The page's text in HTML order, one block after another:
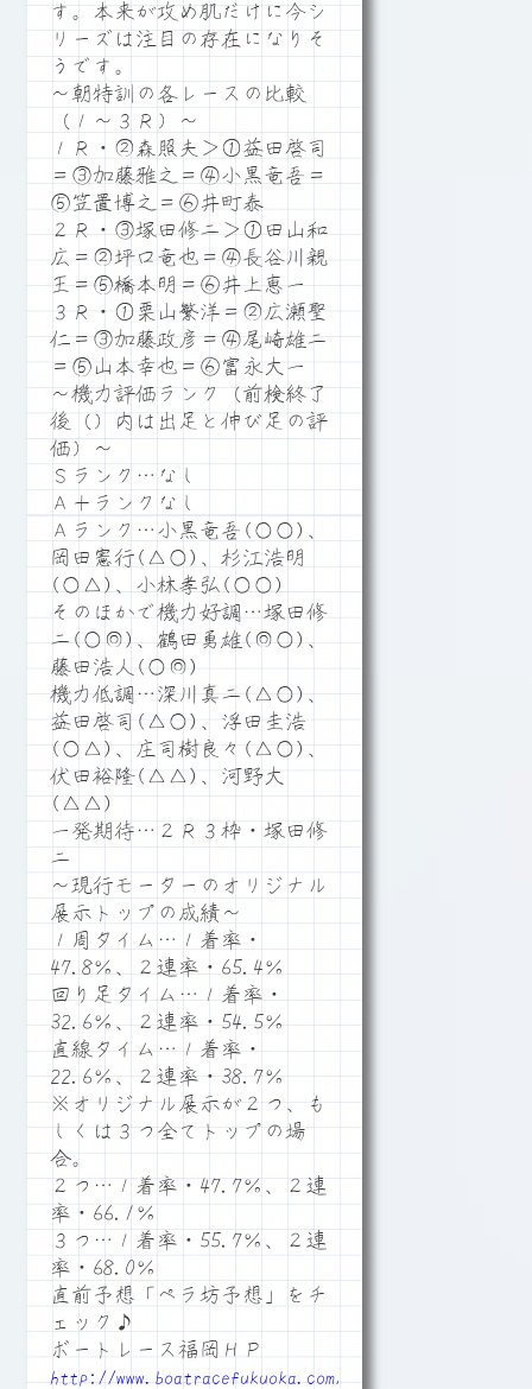
す。本来が攻め肌だけに今シ
リーズは注目の存在になりそ
うです。
～朝特訓の各レースの比較
（１～３Ｒ）～
１Ｒ・②森照夫＞①益田啓司
＝③加藤雅之＝④小黒竜吾＝
⑤笠置博之＝⑥井町泰
２Ｒ・③塚田修二＞①田山和
広＝②坪口竜也＝④長谷川親
王＝⑤橋本明＝⑥井上恵一
３Ｒ・①栗山繁洋＝②広瀬聖
仁＝③加藤政彦＝④尾崎雄二
＝⑤山本幸也＝⑥富永大一
～機力評価ランク（前検終了
後（）内は出足と伸び足の評
価）～
Ｓランク…なし
Ａ＋ランクなし
Ａランク…小黒竜吾(○○)、
岡田憲行(△○)、杉江浩明
(○△)、小林孝弘(○○)
そのほかで機力好調…塚田修
二(○◎)、鶴田勇雄(◎○)、
藤田浩人(○◎)
機力低調…深川真二(△○)、
益田啓司(△○)、浮田圭浩
(○△)、庄司樹良々(△○)、
伏田裕隆(△△)、河野大
(△△)
一発期待…２Ｒ３枠・塚田修
二
～現行モーターのオリジナル
展示トップの成績～
１周タイム…１着率・
47.8％、２連率・65.4％
回り足タイム…１着率・
32.6％、２連率・54.5％
直線タイム…１着率・
22.6％、２連率・38.7％
※オリジナル展示が２つ、も
しくは３つ全てトップの場
合。
２つ…１着率・47.7％、２連
率・66.1％
３つ…１着率・55.7％、２連
率・68.0％
直前予想「ペラ坊予想」をチ
ェック♪
ボートレース福岡ＨＰ
http://www.boatracefukuoka.com/